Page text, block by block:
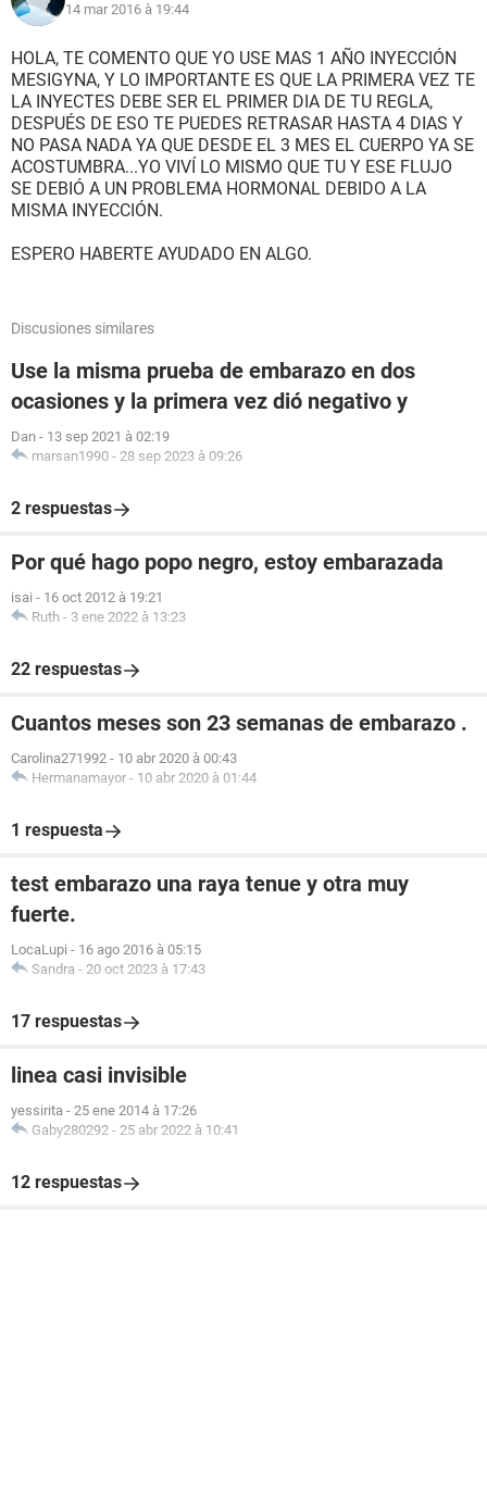
14 mar 2016 à 19:44
HOLA, TE COMENTO QUE YO USE MAS 1 AÑO INYECCIÓN
MESIGYNA, Y LO IMPORTANTE ES QUE LA PRIMERA VEZ TE
LA INYECTES DEBE SER EL PRIMER DIA DE TU REGLA,
DESPUÉS DE ESO TE PUEDES RETRASAR HASTA 4 DIAS Y
NO PASA NADA YA QUE DESDE EL 3 MES EL CUERPO YA SE
ACOSTUMBRA...YO VIVÍ LO MISMO QUE TU Y ESE FLUJO
SE DEBIÓ A UN PROBLEMA HORMONAL DEBIDO A LA
MISMA INYECCIÓN.
ESPERO HABERTE AYUDADO EN ALGO.
Discusiones similares
Use la misma prueba de embarazo en dos
ocasiones y la primera vez dió negativo y
Dan - 13 sep 2021 à 02:19
marsan1990 - 28 sep 2023 à 09:26
2 respuestas
Por qué hago popo negro, estoy embarazada
isai - 16 oct 2012 à 19:21
Ruth - 3 ene 2022 à 13:23
22 respuestas
Cuantos meses son 23 semanas de embarazo .
Carolina271992 - 10 abr 2020 à 00:43
Hermanamayor - 10 abr 2020 à 01:44
1 respuesta
test embarazo una raya tenue y otra muy
fuerte.
LocaLupi - 16 ago 2016 à 05:15
Sandra - 20 oct 2023 à 17:43
17 respuestas
linea casi invisible
yessirita - 25 ene 2014 à 17:26
Gaby280292 - 25 abr 2022 à 10:41
12 respuestas